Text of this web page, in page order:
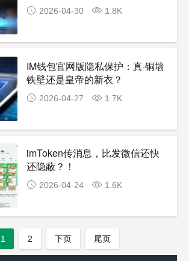
2026-04-30 1.8K
IM钱包官网版隐私保护：真·铜墙
铁壁还是皇帝的新衣？
2026-04-27 1.7K
imToken传消息，比发微信还快
还隐蔽？！
2026-04-24 1.6K
1 2 下页 尾页